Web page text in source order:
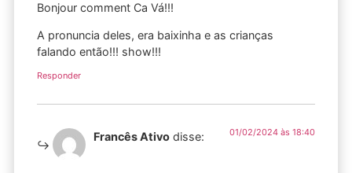
Bonjour comment Ca Vá!!!
A pronuncia deles, era baixinha e as crianças
falando então!!! show!!!
Responder
Francês Ativo disse: 01/02/2024 às 18:40